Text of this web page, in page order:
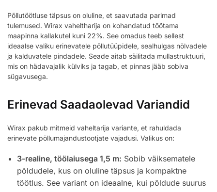
Põllutöötluse täpsus on oluline, et saavutada parimad
tulemused. Wirax vaheltharija on kohandatud töötama
maapinna kallakutel kuni 22%. See omadus teeb sellest
ideaalse valiku erinevatele põllutüüpidele, sealhulgas nõlvadele
ja kalduvatele pindadele. Seade aitab säilitada mullastruktuuri,
mis on hädavajalik külviks ja tagab, et pinnas jääb sobiva
sügavusega.
Erinevad Saadaolevad Variandid
Wirax pakub mitmeid vaheltarija variante, et rahuldada
erinevate põllumajandustootjate vajadusi. Valikus on:
3-realine, töölaiusega 1,5 m: Sobib väiksematele
põldudele, kus on oluline täpsus ja kompaktne
töötlus. See variant on ideaalne, kui põldude suurus